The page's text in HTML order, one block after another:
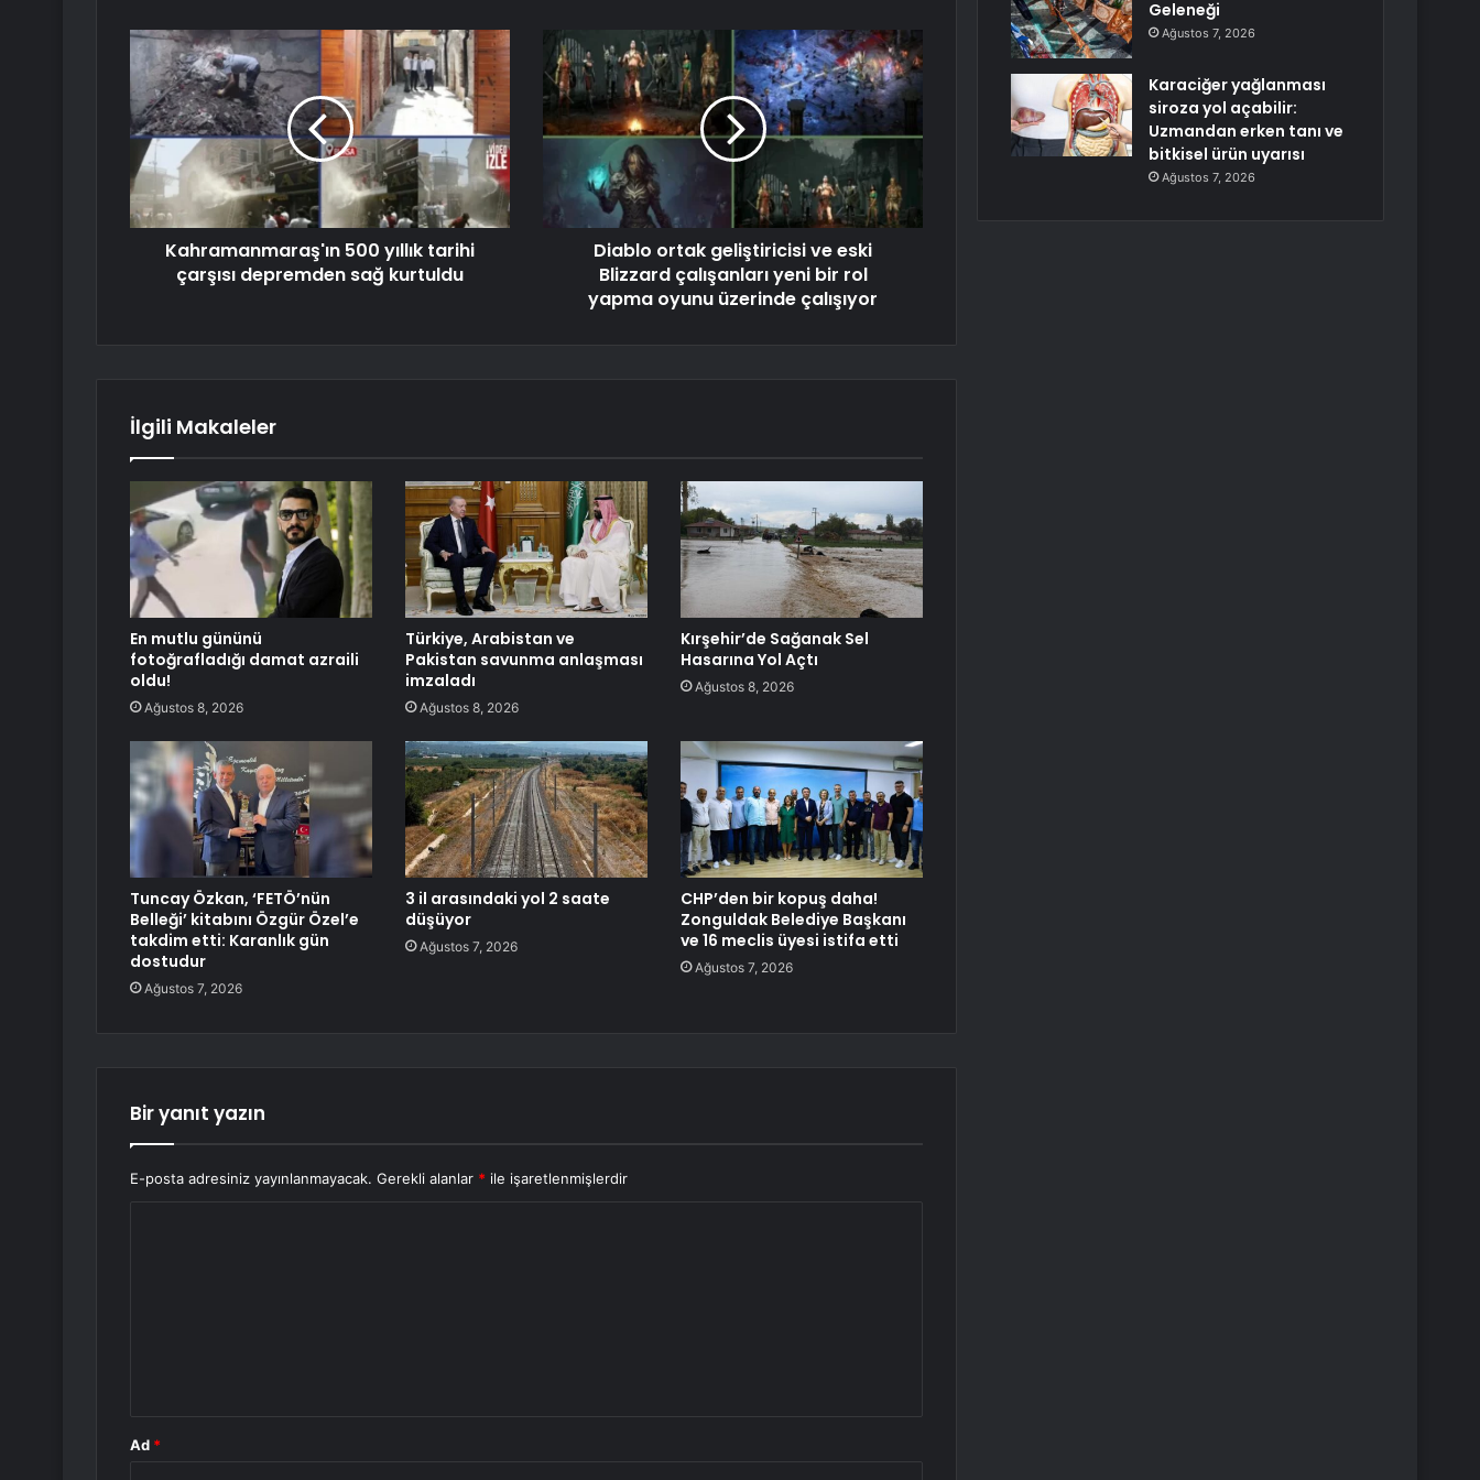
Kahramanmaraş'ın 500 yıllık tarihi
çarşısı depremden sağ kurtuldu
Diablo ortak geliştiricisi ve eski
Blizzard çalışanları yeni bir rol
yapma oyunu üzerinde çalışıyor
İlgili Makaleler
En mutlu gününü
fotoğrafladığı damat azraili
oldu!
Ağustos 8, 2026
Türkiye, Arabistan ve
Pakistan savunma anlaşması
imzaladı
Ağustos 8, 2026
Kırşehir’de Sağanak Sel
Hasarına Yol Açtı
Ağustos 8, 2026
Tuncay Özkan, ‘FETÖ’nün
Belleği’ kitabını Özgür Özel’e
takdim etti: Karanlık gün
dostudur
Ağustos 7, 2026
3 il arasındaki yol 2 saate
düşüyor
Ağustos 7, 2026
CHP’den bir kopuş daha!
Zonguldak Belediye Başkanı
ve 16 meclis üyesi istifa etti
Ağustos 7, 2026
Bir yanıt yazın
E-posta adresiniz yayınlanmayacak. Gerekli alanlar * ile işaretlenmişlerdir
Ad *
Geleneği
Ağustos 7, 2026
Karaciğer yağlanması
siroza yol açabilir:
Uzmandan erken tanı ve
bitkisel ürün uyarısı
Ağustos 7, 2026